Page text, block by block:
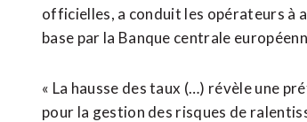
officielles, a conduit les opérateurs à
base par la Banque centrale
« La hausse des taux (…) révèle une
pour la gestion des risques de